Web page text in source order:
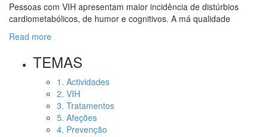
Pessoas com VIH apresentam maior incidência de distúrbios
cardiometabólicos, de humor e cognitivos. A má qualidade
Read more
TEMAS
1. Actividades
2. VIH
3. Tratamentos
5. Afeções
4. Prevenção